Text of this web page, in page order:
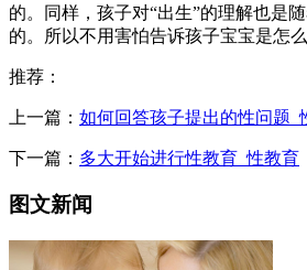
的。同样，孩子对“出生”的理解也是
的。所以不用害怕告诉孩子宝宝是怎
推荐：
上一篇： 如何回答孩子提出的性问题_
下一篇： 多大开始进行性教育_性教育
图文新闻